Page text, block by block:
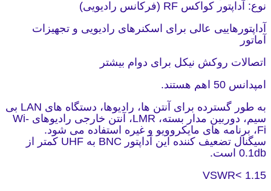
نوع: آداپتور کواکس RF (فرکانس رادیویی)
آداپتورهاییی عالی برای اسکنرهای رادیویی و تجهیزات
آماتور
اتصالات روکش نیکل برای دوام بیشتر
امپدانس 50 اهم هستند.
به طور گسترده برای آنتن ها، رادیوها، دستگاه های LAN بی
سیم، دوربین مدار بسته، LMR، آنتن خارجی رادیوهای Wi-
Fi، برنامه های مایکروویو و غیره استفاده می شود.
سیگنال تضعیف کننده این آداپتور BNC به UHF کمتر از
0.1db است.
VSWR< 1.15